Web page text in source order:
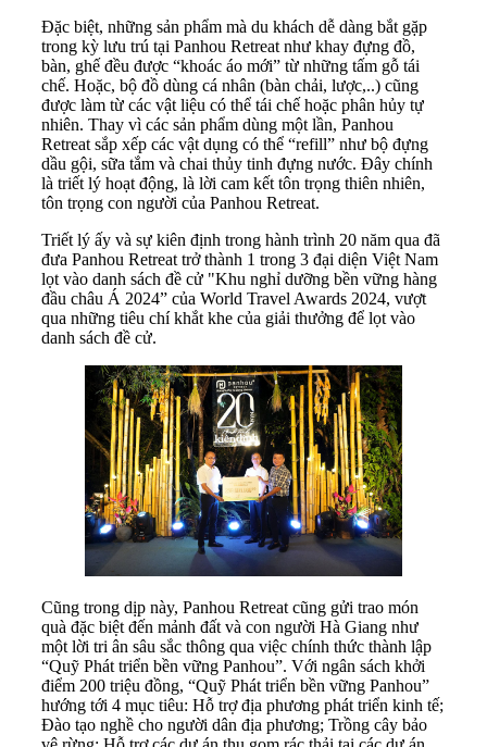
Đặc biệt, những sản phẩm mà du khách dễ dàng bắt gặp
trong kỳ lưu trú tại Panhou Retreat như khay đựng đồ,
bàn, ghế đều được “khoác áo mới” từ những tấm gỗ tái
chế. Hoặc, bộ đồ dùng cá nhân (bàn chải, lược,..) cũng
được làm từ các vật liệu có thể tái chế hoặc phân hủy tự
nhiên. Thay vì các sản phẩm dùng một lần, Panhou
Retreat sắp xếp các vật dụng có thể “refill” như bộ đựng
dầu gội, sữa tắm và chai thủy tinh đựng nước. Đây chính
là triết lý hoạt động, là lời cam kết tôn trọng thiên nhiên,
tôn trọng con người của Panhou Retreat.
Triết lý ấy và sự kiên định trong hành trình 20 năm qua đã
đưa Panhou Retreat trở thành 1 trong 3 đại diện Việt Nam
lọt vào danh sách đề cử "Khu nghỉ dưỡng bền vững hàng
đầu châu Á 2024” của World Travel Awards 2024, vượt
qua những tiêu chí khắt khe của giải thưởng để lọt vào
danh sách đề cử.
Cũng trong dịp này, Panhou Retreat cũng gửi trao món
quà đặc biệt đến mảnh đất và con người Hà Giang như
một lời tri ân sâu sắc thông qua việc chính thức thành lập
“Quỹ Phát triển bền vững Panhou”. Với ngân sách khởi
điểm 200 triệu đồng, “Quỹ Phát triển bền vững Panhou”
hướng tới 4 mục tiêu: Hỗ trợ địa phương phát triển kinh tế;
Đào tạo nghề cho người dân địa phương; Trồng cây bảo